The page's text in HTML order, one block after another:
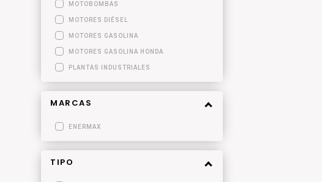
MOTOBOMBAS
MOTORES DIÉSEL
MOTORES GASOLINA
MOTORES GASOLINA HONDA
PLANTAS INDUSTRIALES
MARCAS
ENERMAX
TIPO